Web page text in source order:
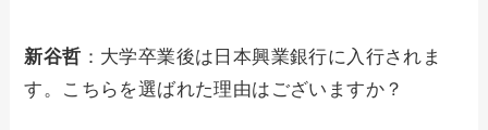
新谷哲 ：大学卒業後は日本興業銀行に入行されま
す。こちらを選ばれた理由はございますか？